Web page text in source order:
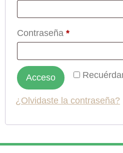
Contraseña *
Acceso
¿Olvidaste la contraseña?